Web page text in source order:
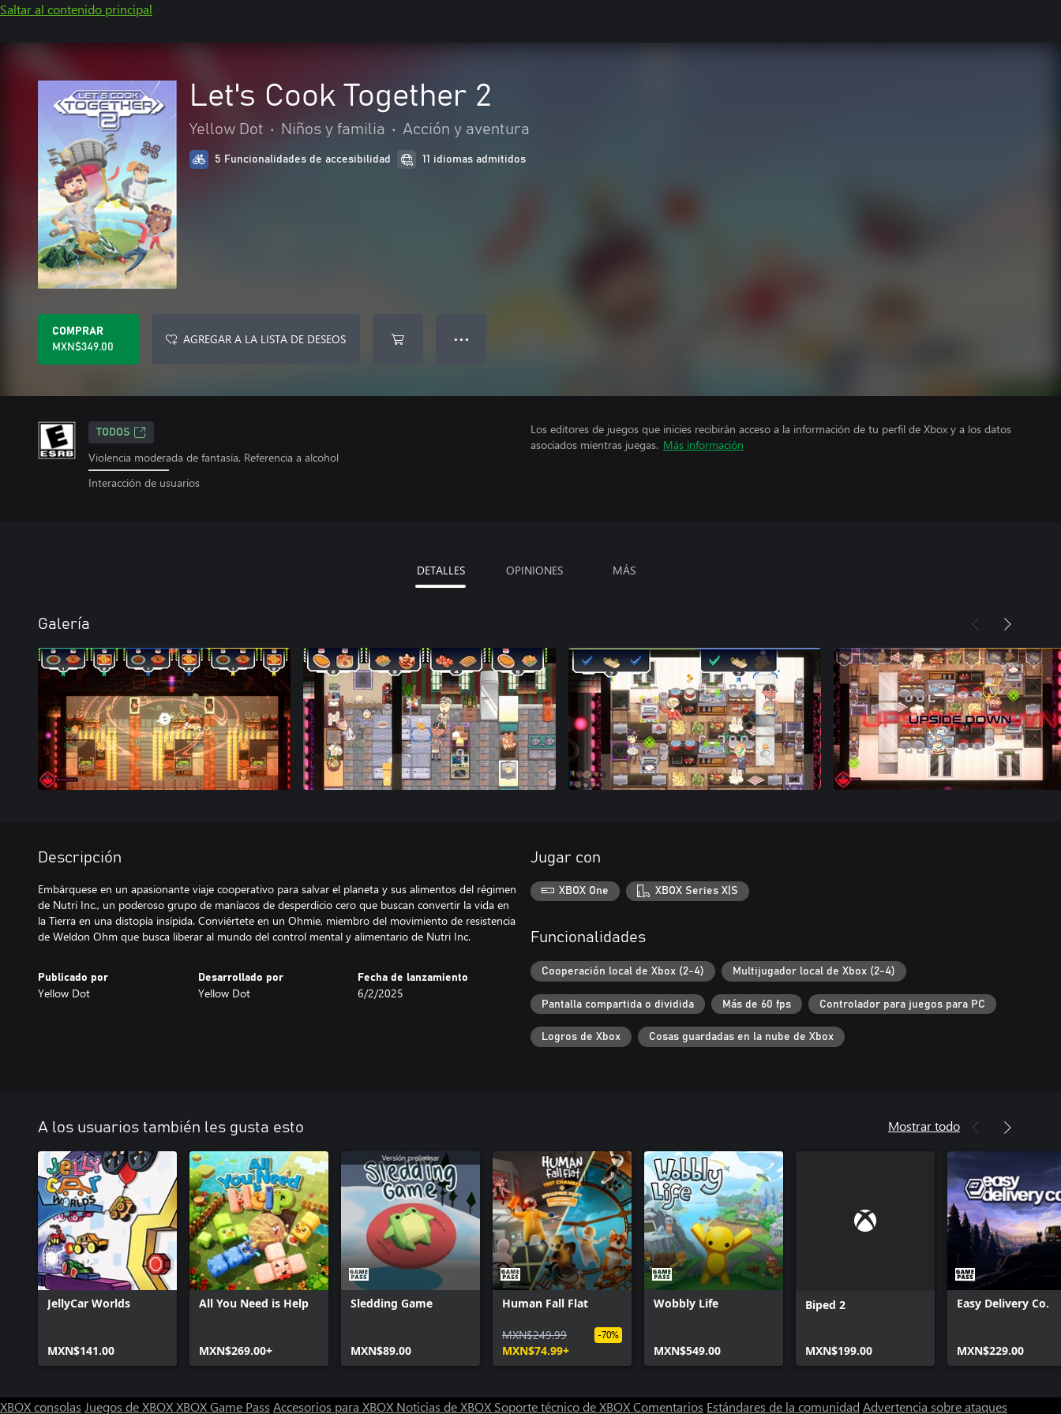
Saltar al contenido principal
Let's Cook Together 2
Yellow Dot • Niños y familia • Acción y aventura
5 Funcionalidades de accesibilidad 11 idiomas admitidos
COMPRAR
MXN$349.00
AGREGAR A LA LISTA DE DESEOS ● ● ●
TODOS
Violencia moderada de fantasía, Referencia a alcohol
Interacción de usuarios
Los editores de juegos que inicies recibirán acceso a la información de tu perfil de Xbox y a los datos
asociados mientras juegas. Más información
DETALLES OPINIONES MÁS
Galería
Descripción
Embárquese en un apasionante viaje cooperativo para salvar el planeta y sus alimentos del régimen
de Nutri Inc., un poderoso grupo de maníacos de desperdicio cero que buscan convertir la vida en
la Tierra en una distopía insípida. Conviértete en un Ohmie, miembro del movimiento de resistencia
de Weldon Ohm que busca liberar al mundo del control mental y alimentario de Nutri Inc.
Publicado por
Yellow Dot
Desarrollado por
Yellow Dot
Fecha de lanzamiento
6/2/2025
Jugar con
XBOX One XBOX Series X|S
Funcionalidades
Cooperación local de Xbox (2-4) Multijugador local de Xbox (2-4)
Pantalla compartida o dividida Más de 60 fps Controlador para juegos para PC
Logros de Xbox Cosas guardadas en la nube de Xbox
A los usuarios también les gusta esto Mostrar todo
JellyCar Worlds
MXN$141.00
All You Need is Help
MXN$269.00+
Sledding Game
MXN$89.00
Human Fall Flat
MXN$249.99
MXN$74.99+
-70%
Wobbly Life
MXN$549.00
Biped 2
MXN$199.00
Easy Delivery Co.
MXN$229.00
XBOX consolas Juegos de XBOXXBOX Game Pass Accesorios para XBOX Noticias de XBOX Soporte técnico de XBOXComentarios Estándares de la comunidad Advertencia sobre ataques